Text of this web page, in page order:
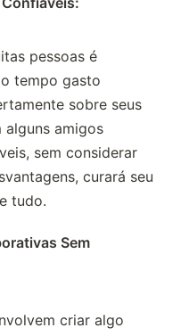
pessoas é
tempo gasto
sobre seus
alguns amigos
sem considerar
curará seu
tudo.
Sem
criar algo